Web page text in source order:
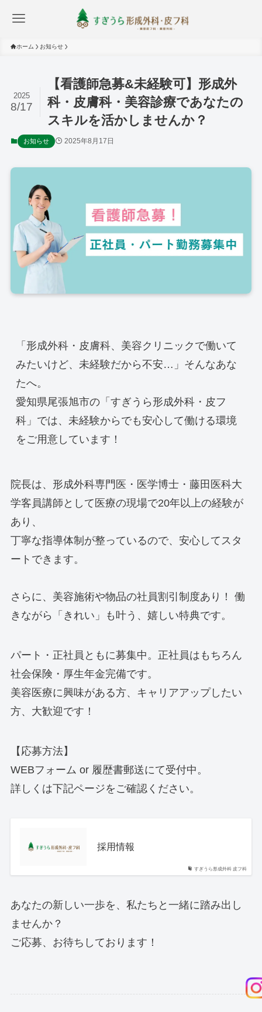
ホーム お知らせ
【看護師急募&未経験可】形成外
科・皮膚科・美容診療であなたの
スキルを活かしませんか？
2025
8/17
お知らせ 2025年8月17日
「形成外科・皮膚科、美容クリニックで働いて
みたいけど、未経験だから不安…」そんなあな
たへ。
愛知県尾張旭市の「すぎうら形成外科・皮フ
科」では、未経験からでも安心して働ける環境
をご用意しています！
院長は、形成外科専門医・医学博士・藤田医科大
学客員講師として医療の現場で20年以上の経験が
あり、
丁寧な指導体制が整っているので、安心してスタ
ートできます。
さらに、美容施術や物品の社員割引制度あり！ 働
きながら「きれい」も叶う、嬉しい特典です。
パート・正社員ともに募集中。正社員はもちろん
社会保険・厚生年金完備です。
美容医療に興味がある方、キャリアアップしたい
方、大歓迎です！
【応募方法】
WEBフォーム or 履歴書郵送にて受付中。
詳しくは下記ページをご確認ください。
すぎうら形成外科 皮フ科
採用情報
あなたの新しい一歩を、私たちと一緒に踏み出し
ませんか？
ご応募、お待ちしております！